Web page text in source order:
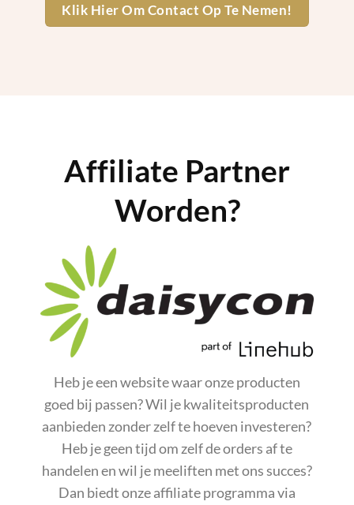
Klik Hier Om Contact Op Te Nemen!
Affiliate Partner
Worden?
Heb je een website waar onze producten
goed bij passen? Wil je kwaliteitsproducten
aanbieden zonder zelf te hoeven investeren?
Heb je geen tijd om zelf de orders af te
handelen en wil je meeliften met ons succes?
Dan biedt onze affiliate programma via